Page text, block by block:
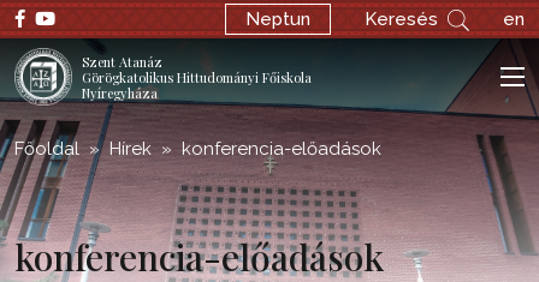
Neptun Keresés en
Szent Atanáz
Görögkatolikus Hittudományi Főiskola
Nyíregyháza
Főoldal Hírek konferencia-előadások
konferencia-előadások